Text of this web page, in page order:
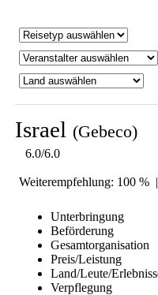
Israel (Gebeco)
6.0/6.0
Weiterempfehlung: 100 %
Unterbringung
Beförderung
Gesamtorganisation
Preis/Leistung
Land/Leute/
Verpflegung